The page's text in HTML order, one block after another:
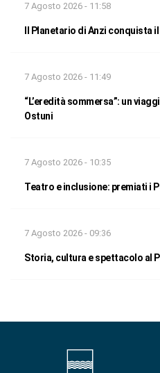
7 Agosto 2026 - 11:58
Il Planetario di Anzi conquista
7 Agosto 2026 - 11:49
“L’eredità sommersa”: un
Ostuni
7 Agosto 2026 - 10:35
Teatro e inclusione: premiati i
7 Agosto 2026 - 09:36
Storia, cultura e spettacolo al